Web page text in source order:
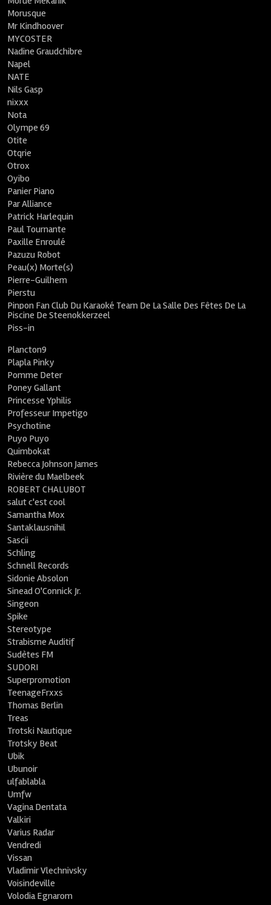
Morusque
Mr Kindhoover
MYCOSTER
Nadine Graudchibre
Napel
NATE
Nils Gasp
nixxx
Nota
Olympe 69
Otite
Otqrie
Otrox
Oyibo
Panier Piano
Par Alliance
Patrick Harlequin
Paul Tournante
Paxille Enroulé
Pazuzu Robot
Peau(x) Morte(s)
Pierre-Guilhem
Pierstu
Pinpon Fan Club Du Karaoké Team De La Salle Des Fêtes De La
Piscine De Steenokkerzeel
Piss-in
Plancton9
Plapla Pinky
Pomme Deter
Poney Gallant
Princesse Yphilis
Professeur Impetigo
Psychotine
Puyo Puyo
Quimbokat
Rebecca Johnson James
Rivière du Maelbeek
ROBERT CHALUBOT
salut c'est cool
Samantha Mox
Santaklausnihil
Sascii
Schling
Schnell Records
Sidonie Absolon
Sinead O'Connick Jr.
Singeon
Spike
Stereotype
Strabisme Auditif
Sudètes FM
SUDORI
Superpromotion
TeenageFrxxs
Thomas Berlin
Treas
Trotski Nautique
Trotsky Beat
Ubik
Ubunoir
ulfablabla
Umfw
Vagina Dentata
Valkiri
Varius Radar
Vendredi
Vissan
Vladimir Vlechnivsky
Voisindeville
Volodia Egnarom